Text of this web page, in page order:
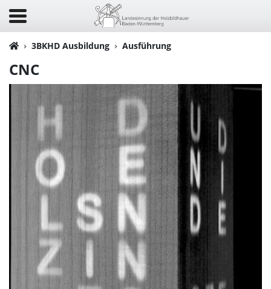
3BKHD Ausbildung Ausführung
CNC